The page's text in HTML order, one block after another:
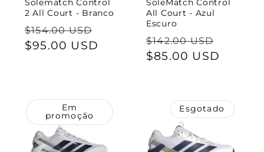
Solematch Control
2 All Court - Branco
Preço
normal
$154.00 USD
$95.00 USD
SoleMatch Control
All Court - Azul
Escuro
Preço
normal
$142.00 USD
$85.00 USD
Em
promoção
Esgotado